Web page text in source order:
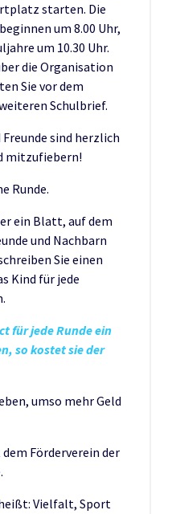
starten. Die
um 8.00 Uhr,
um 10.30 Uhr.
die Organisation
Sie vor dem
Schulbrief.
sind herzlich
mitzufiebern!
Runde.
ein Blatt, auf dem
und Nachbarn
Sie einen
Kind für jede
für jede Runde ein
so kostet sie der
umso mehr Geld
Förderverein der
Vielfalt, Sport